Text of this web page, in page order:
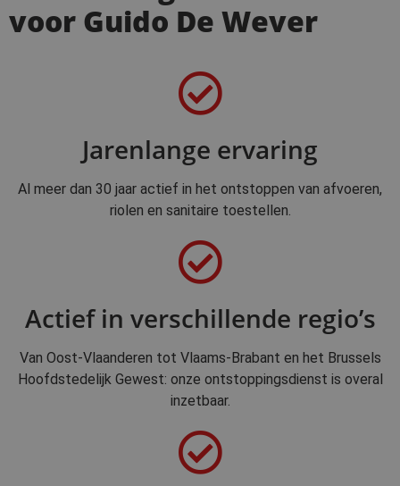
voor Guido De Wever
Jarenlange ervaring
Al meer dan 30 jaar actief in het ontstoppen van afvoeren,
riolen en sanitaire toestellen.
Actief in verschillende regio’s
Van Oost-Vlaanderen tot Vlaams-Brabant en het Brussels
Hoofdstedelijk Gewest: onze ontstoppingsdienst is overal
inzetbaar.